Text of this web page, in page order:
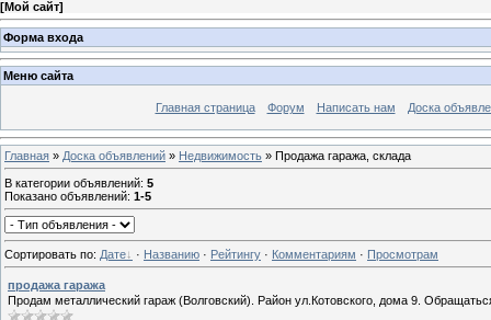
[Мой сайт]
Форма входа
Меню сайта
Главная страница Форум Написать нам Доска
Главная » Доска объявлений » Недвижимость » Продажа гаража, склада
В категории объявлений: 5
Показано объявлений: 1-5
Сортировать по: Дате · Названию · Рейтингу · Комментариям · Просмотрам
продажа гаража
Продам металлический гараж (Волговский). Район ул.Котовского, дома 9.